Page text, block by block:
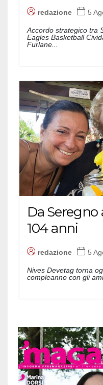
redazione 5
Accordo strategico tra
Eagles Basketball
Furlane...
Da Seregno
104 anni
redazione 5
Nives Devetag torna
compleanno con gli